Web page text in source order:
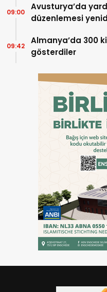
Avusturya’da
düzenlemesi
09:00
Almanya’da 300
gösterdiler
09:42